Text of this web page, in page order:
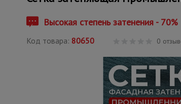
Подмости
Сетка, тенты,
Грузоподъемное
Мусоропровод
Высокая степень затенения - 70%
Код товара: 80650 0